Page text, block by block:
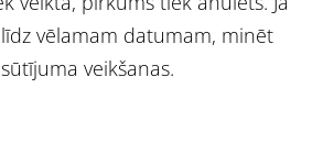
vēlamam datumam, minēt
veikšanas.